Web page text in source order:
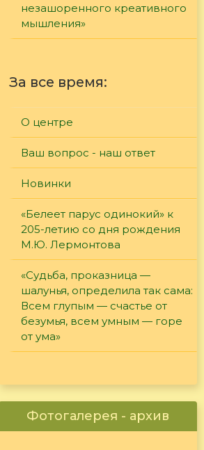
незашоренного креативного
мышления»
За все время:
О центре
Ваш вопрос - наш ответ
Новинки
«Белеет парус одинокий» к
205-летию со дня рождения
М.Ю. Лермонтова
«Судьба, проказница —
шалунья, определила так сама:
Всем глупым — счастье от
безумья, всем умным — горе
от ума»
Фотогалерея - архив